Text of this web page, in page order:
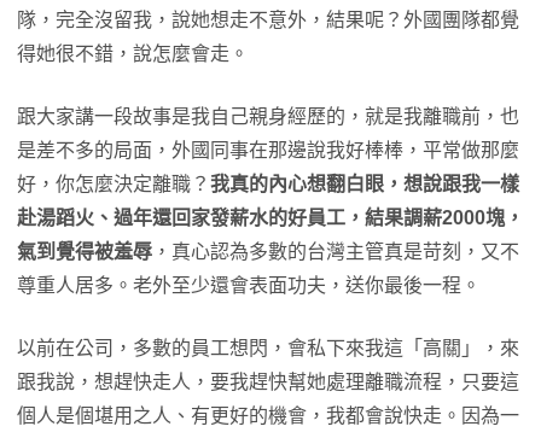
隊，完全沒留我，說她想走不意外，結果呢？外國團隊都覺
得她很不錯，說怎麼會走。
跟大家講一段故事是我自己親身經歷的，就是我離職前，也
是差不多的局面，外國同事在那邊說我好棒棒，平常做那麼
好，你怎麼決定離職？ 我真的內心想翻白眼，想說跟我一樣
赴湯蹈火、過年還回家發薪水的好員工，結果調薪2000塊，
氣到覺得被羞辱 ，真心認為多數的台灣主管真是苛刻，又不
尊重人居多。老外至少還會表面功夫，送你最後一程。
以前在公司，多數的員工想閃，會私下來我這「高關」，來
跟我說，想趕快走人，要我趕快幫她處理離職流程，只要這
個人是個堪用之人、有更好的機會，我都會說快走。因為一